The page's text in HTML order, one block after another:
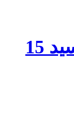
کرم لایه بردار آلفاسید 15